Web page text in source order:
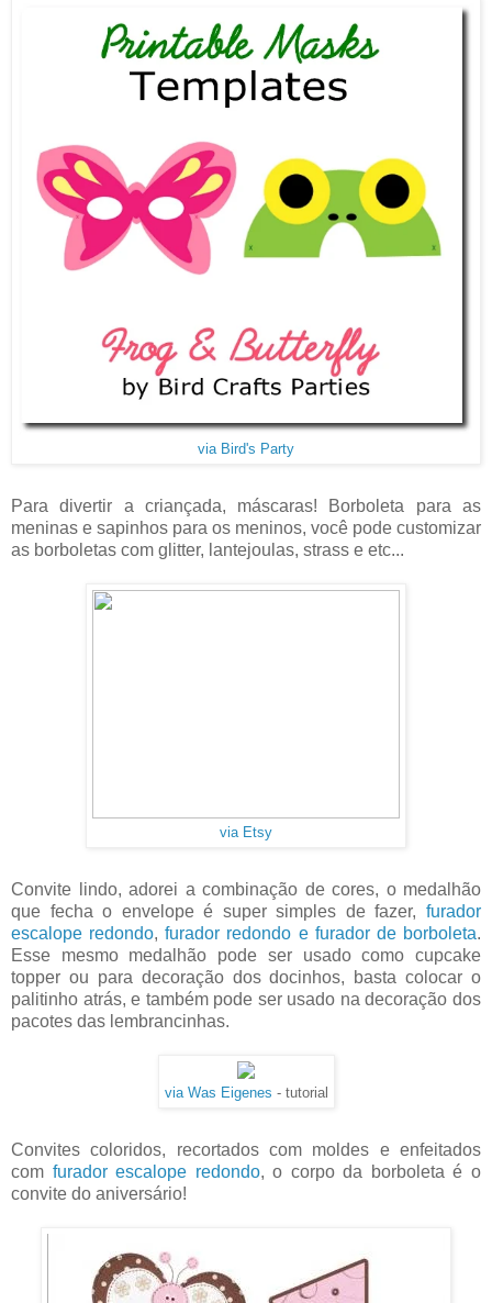
via Bird's Party
Para divertir a criançada, máscaras! Borboleta para as
meninas e sapinhos para os meninos, você pode customizar
as borboletas com glitter, lantejoulas, strass e etc...
via Etsy
Convite lindo, adorei a combinação de cores, o medalhão
que fecha o envelope é super simples de fazer, furador
escalope redondo,furador redondo e furador de borboleta.
Esse mesmo medalhão pode ser usado como cupcake
topper ou para decoração dos docinhos, basta colocar o
palitinho atrás, e também pode ser usado na decoração dos
pacotes das lembrancinhas.
via Was Eigenes - tutorial
Convites coloridos, recortados com moldes e enfeitados
com furador escalope redondo, o corpo da borboleta é o
convite do aniversário!